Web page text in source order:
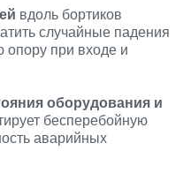
вдоль бортиков
случайные падения
опору при входе и
оборудования и
бесперебойную
аварийных